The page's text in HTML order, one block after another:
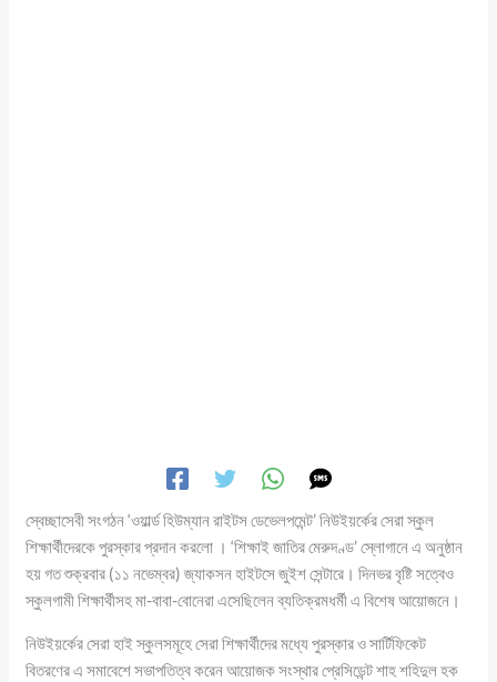
স্বেচ্ছাসেবী সংগঠন ‘ওয়ার্ল্ড হিউম্যান রাইটস ডেভেলপমেন্ট’ নিউইয়র্কের সেরা স্কুল
শিক্ষার্থীদেরকে পুরস্কার প্রদান করলো । ‘শিক্ষাই জাতির মেরুদণ্ড’ স্লোগানে এ অনুষ্ঠান
হয় গত শুক্রবার (১১ নভেম্বর) জ্যাকসন হাইটসে জুইশ সেন্টারে। দিনভর বৃষ্টি সত্বেও
স্কুলগামী শিক্ষার্থীসহ মা-বাবা-বোনেরা এসেছিলেন ব্যতিক্রমধর্মী এ বিশেষ আয়োজনে।
নিউইয়র্কের সেরা হাই স্কুলসমূহে সেরা শিক্ষার্থীদের মধ্যে পুরস্কার ও সার্টিফিকেট
বিতরণের এ সমাবেশে সভাপতিত্ব করেন আয়োজক সংস্থার প্রেসিডেন্ট শাহ শহিদুল হক